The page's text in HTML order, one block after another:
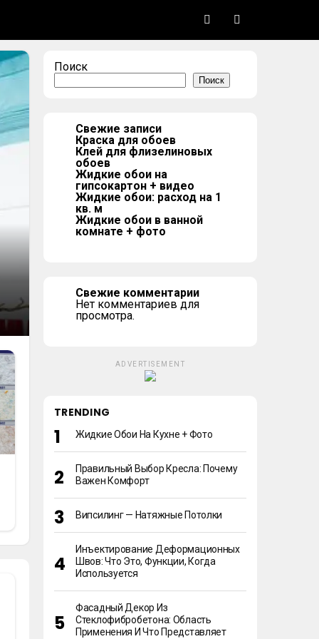
Поиск
Поиск
Свежие записи
Краска для обоев
Клей для флизелиновых
обоев
Жидкие обои на
гипсокартон + видео
Жидкие обои: расход на 1
кв. м
Жидкие обои в ванной
комнате + фото
Свежие комментарии
Нет комментариев для
просмотра.
ADVERTISEMENT
TRENDING
Жидкие Обои На Кухне + Фото
Правильный Выбор Кресла: Почему
Важен Комфорт
Випсилинг — Натяжные Потолки
Инъектирование Деформационных
Швов: Что Это, Функции, Когда
Используется
Фасадный Декор Из
Стеклофибробетона: Область
Применения И Что Представляет